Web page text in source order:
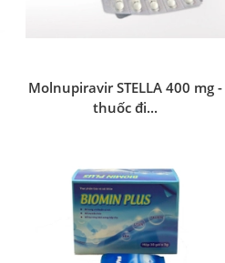
Molnupiravir STELLA 400 mg -
thuốc đi...